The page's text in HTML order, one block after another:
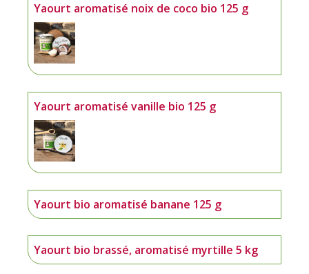
Yaourt aromatisé noix de coco bio 125 g
Yaourt aromatisé vanille bio 125 g
Yaourt bio aromatisé banane 125 g
Yaourt bio brassé, aromatisé myrtille 5 kg